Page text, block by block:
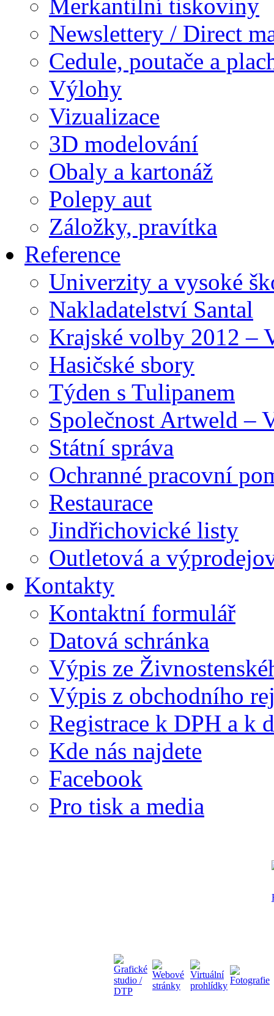
Merkantilní tiskoviny
Newslettery / Direct
Cedule, poutače a
Výlohy
Vizualizace
3D modelování
Obaly a kartonáž
Polepy aut
Záložky, pravítka
Reference
Univerzity a vysoké
Nakladatelství Santal
Krajské volby 2012 –
Hasičské sbory
Týden s Tulipanem
Společnost Artweld –
Státní správa
Ochranné pracovní
Restaurace
Jindřichovické listy
Outletová a
Kontakty
Kontaktní formulář
Datová schránka
Výpis ze
Výpis z obchodního
Registrace k DPH a k
Kde nás najdete
Facebook
Pro tisk a media